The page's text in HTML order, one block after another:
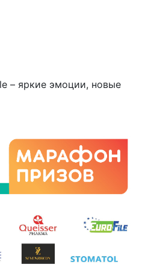
– яркие эмоции, новые